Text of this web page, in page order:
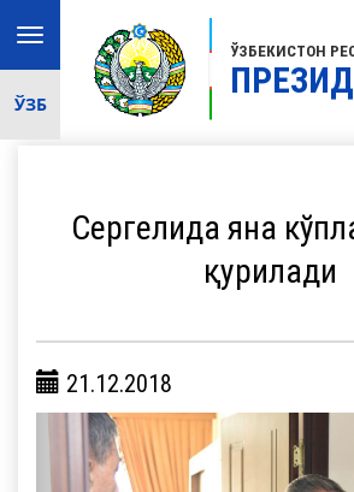
ЎЗБЕКИСТОН
Toggle
navigation
ЎЗБ
Сергелида яна
қурилади
21.12.2018